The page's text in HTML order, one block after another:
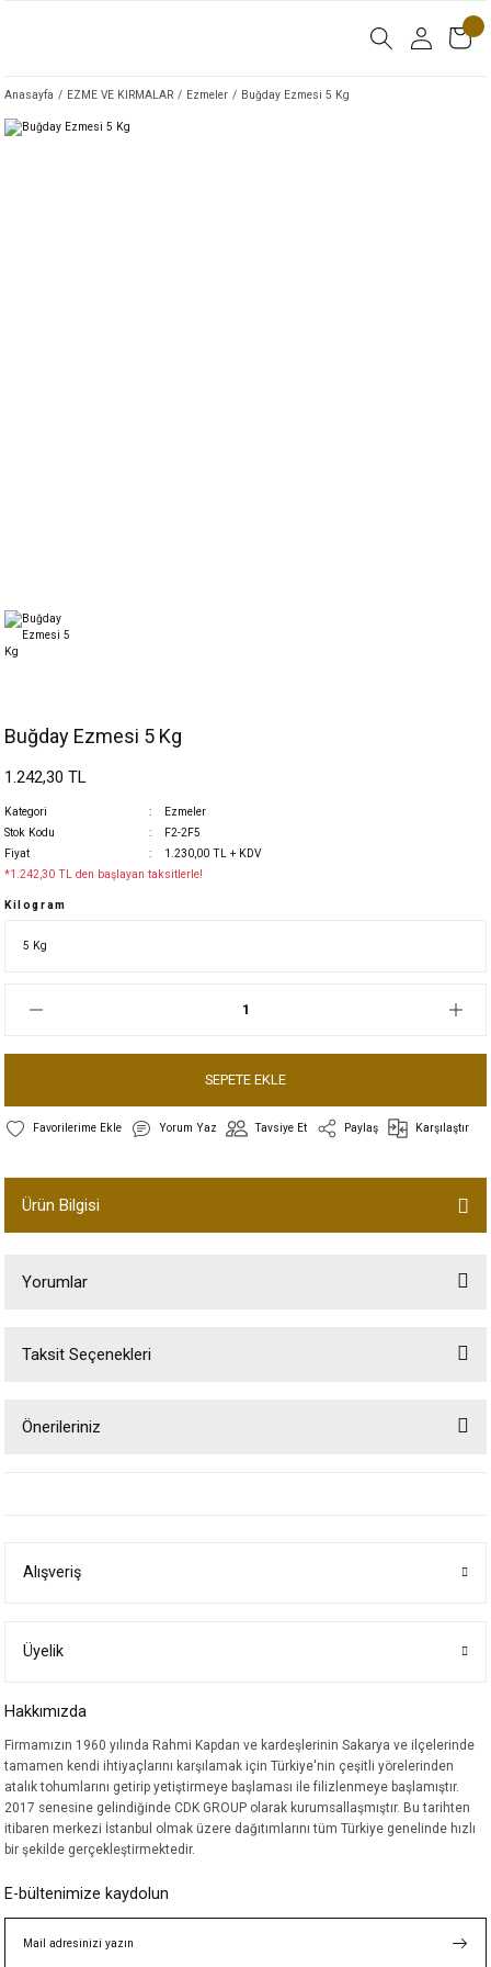
Anasayfa EZME VE KIRMALAR Ezmeler Buğday Ezmesi 5 Kg
Buğday Ezmesi 5 Kg
1.242,30 TL
Kategori
Ezmeler
Stok Kodu
F2-2F5
Fiyat
1.230,00 TL + KDV
*1.242,30 TL den başlayan taksitlerle!
Kilogram
SEPETE EKLE
Yorum Yaz Tavsiye Et Paylaş Karşılaştır
Ürün Bilgisi
Yorumlar
Taksit Seçenekleri
Önerileriniz
Ürün bilgilerinde hatalar bulunuyor.
Bu ürüne benzer farklı alternatifler olmalı.
Alışveriş
Üyelik
Hakkımızda
Firmamızın 1960 yılında Rahmi Kapdan ve kardeşlerinin Sakarya ve ilçelerinde
tamamen kendi ihtiyaçlarını karşılamak için Türkiye'nin çeşitli yörelerinden
atalık tohumlarını getirip yetiştirmeye başlaması ile filizlenmeye başlamıştır.
2017 senesine gelindiğinde CDK GROUP olarak kurumsallaşmıştır. Bu tarihten
itibaren merkezi İstanbul olmak üzere dağıtımlarını tüm Türkiye genelinde hızlı
bir şekilde gerçekleştirmektedir.
E-bültenimize kaydolun